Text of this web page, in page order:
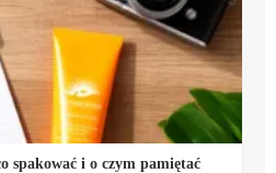
spakować i o czym pamiętać